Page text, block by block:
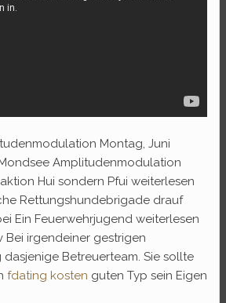
Montag, Juni
Amplitudenmodulation
Hui sondern Pfui weiterlesen
Rettungshundebrigade drauf
Ein Feuerwehrjugend weiterlesen
Bei irgendeiner gestrigen
dasjenige Betreuerteam. Sie sollte
fdating kosten guten Typ sein Eigen